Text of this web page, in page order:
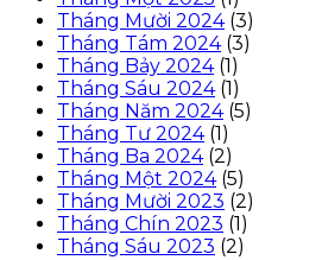
Tháng Mười 2024(3)
Tháng Tám 2024(3)
Tháng Bảy 2024(1)
Tháng Sáu 2024(1)
Tháng Năm 2024(5)
Tháng Tư 2024(1)
Tháng Ba 2024(2)
Tháng Một 2024(5)
Tháng Mười 2023 (2)
Tháng Chín 2023 (1)
Tháng Sáu 2023 (2)